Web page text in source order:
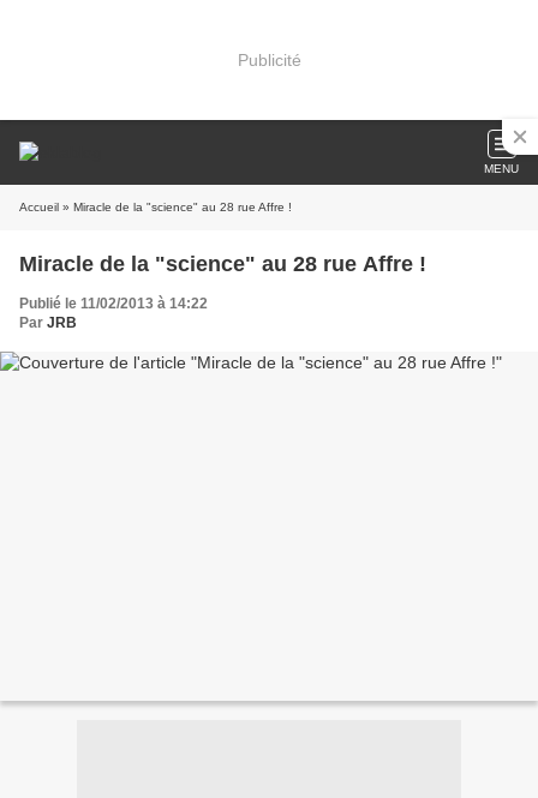
Publicité
MENU
Accueil » Miracle de la "science" au 28 rue Affre !
Miracle de la "science" au 28 rue Affre !
Publié le 11/02/2013 à 14:22
Par JRB